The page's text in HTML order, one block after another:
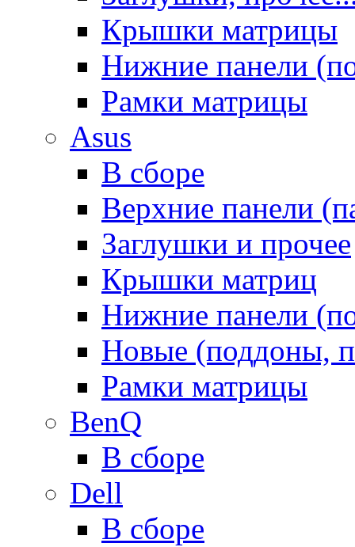
Крышки матрицы
Нижние панели
Рамки матрицы
Asus
В сборе
Верхние панели
Заглушки и прочее
Крышки матриц
Нижние панели
Новые (поддоны,
Рамки матрицы
BenQ
В сборе
Dell
В сборе